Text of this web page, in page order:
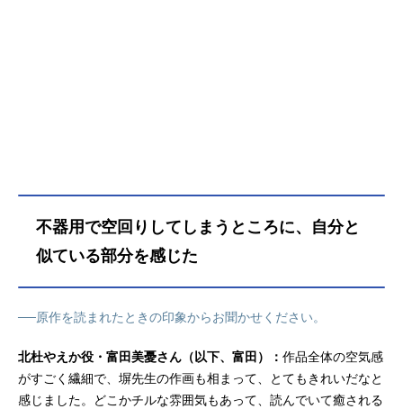
たん：鈴代紗弓砺波いぶき：青山吉
ね：天海由梨奈北杜やえか：富田美
憂張景嵐：河瀬茉希スタッフ原作：
の花」（秋田書店「チャンピオンク
ロス」連載）監督：佐久間貴史副監
本：米内山陽子キャラクターデザイ
ン：吉成鋼サブキャラクターデザイ
ン・メインアニ...
不器用で空回りしてしまうところに、自分と
似ている部分を感じた
──原作を読まれたときの印象からお聞かせください。
北杜やえか役・富田美憂さん（以下、富田）： 作品全体の空気感
がすごく繊細で、塀先生の作画も相まって、とてもきれいだなと
感じました。どこかチルな雰囲気もあって、読んでいて癒される